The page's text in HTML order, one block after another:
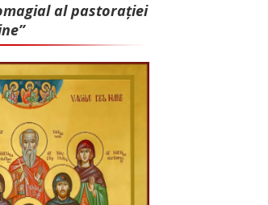
al pastorației